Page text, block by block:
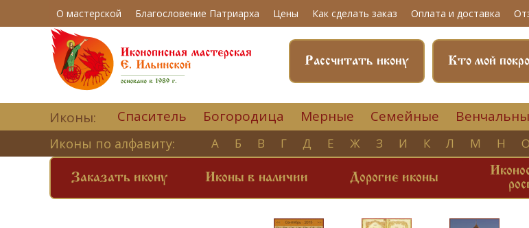
О мастерской Благословение Патриарха Цены Как сделать заказ Оплата и доставка
Кто мой
Рассчитать икону
Иконы: Спаситель Богородица Мерные Семейные
Иконы по алфавиту: А Б В Г Д Е Ж З И К Л М Н О
Заказать икону Иконы в наличии Дорогие иконы